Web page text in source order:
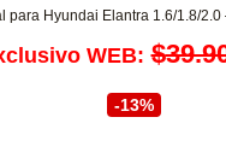
WEB: $
-13%